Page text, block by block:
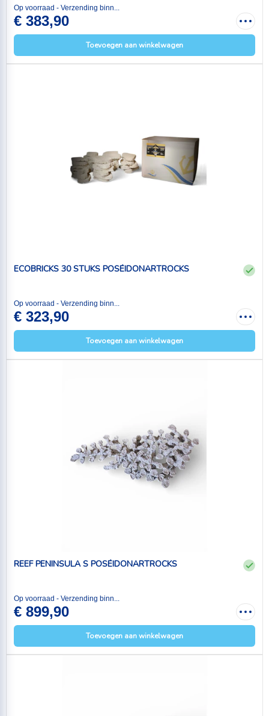
Op voorraad - Verzending binn...
€ 383,90
Toevoegen aan winkelwagen
ECOBRICKS 30 STUKS POSÉIDONARTROCKS
Op voorraad - Verzending binn...
€ 323,90
Toevoegen aan winkelwagen
REEF PENINSULA S POSÉIDONARTROCKS
Op voorraad - Verzending binn...
€ 899,90
Toevoegen aan winkelwagen